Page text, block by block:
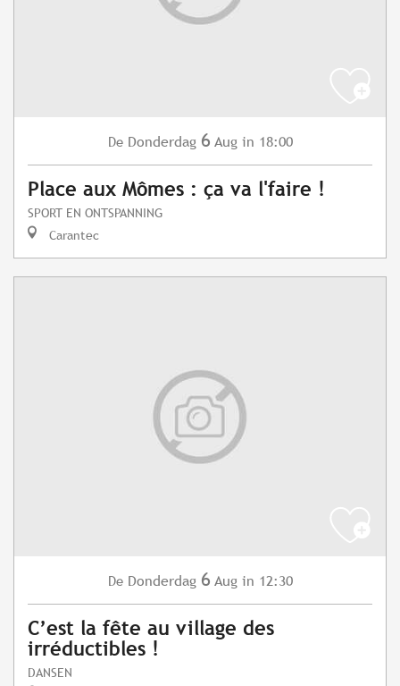
De Donderdag 6 Aug in 18:00
Place aux Mômes : ça va l'faire !
SPORT EN ONTSPANNING
Carantec
De Donderdag 6 Aug in 12:30
C’est la fête au village des
irréductibles !
DANSEN